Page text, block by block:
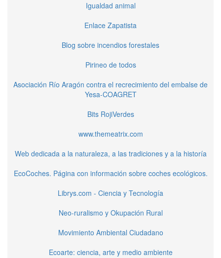
Igualdad animal
Enlace Zapatista
Blog sobre incendios forestales
Pirineo de todos
Asociación Río Aragón contra el recrecimiento del embalse de
Yesa-COAGRET
Bits RojiVerdes
www.themeatrix.com
Web dedicada a la naturaleza, a las tradiciones y a la historía
EcoCoches. Página con información sobre coches ecológicos.
Librys.com - Ciencia y Tecnología
Neo-ruralismo y Okupación Rural
Movimiento Ambiental Ciudadano
Ecoarte: ciencia, arte y medio ambiente